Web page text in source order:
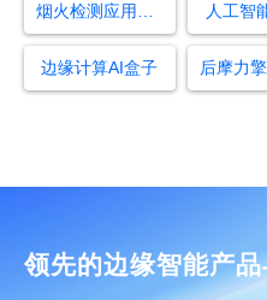
烟火检测应用标准最新 人工智
边缘计算AI盒子
领先的边缘智能产